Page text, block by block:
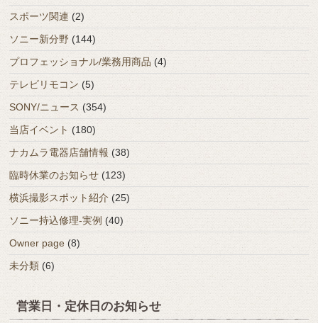
スポーツ関連 (2)
ソニー新分野 (144)
プロフェッショナル/業務用商品 (4)
テレビリモコン (5)
SONY/ニュース (354)
当店イベント (180)
ナカムラ電器店舗情報 (38)
臨時休業のお知らせ (123)
横浜撮影スポット紹介 (25)
ソニー持込修理-実例 (40)
Owner page (8)
未分類 (6)
営業日・定休日のお知らせ